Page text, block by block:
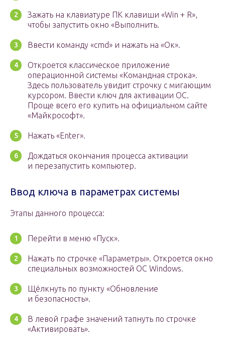
Зажать на клавиатуре ПК клавиши «Win + R»,
чтобы запустить окно «Выполнить.
Ввести команду «cmd» и нажать на «Ок».
Откроется классическое приложение
операционной системы «Командная строка».
Здесь пользователь увидит строчку с мигающим
курсором. Ввести ключ для активации ОС.
Проще всего его купить на официальном сайте
«Майкрософт».
Нажать «Enter».
Дождаться окончания процесса активации
и перезапустить компьютер.
Ввод ключа в параметрах системы
Этапы данного процесса:
Перейти в меню «Пуск».
Нажать по строчке «Параметры». Откроется окно
специальных возможностей OC Windows.
Щёлкнуть по пункту «Обновление
и безопасность».
В левой графе значений тапнуть по строчке
«Активировать».